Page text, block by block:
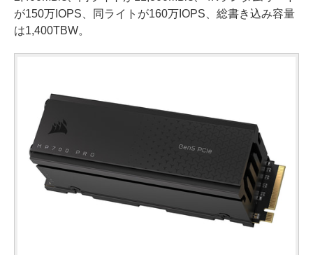
が150万IOPS、同ライトが160万IOPS、総書き込み容量
は1,400TBW。